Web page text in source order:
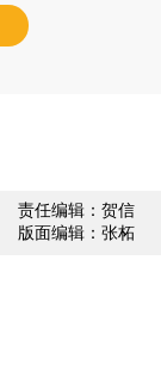
责任编辑：贺信
版面编辑：张柘